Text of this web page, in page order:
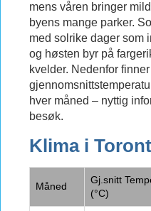
mens våren bringer
byens mange parker.
med solrike dager som
og høsten byr på
kvelder. Nedenfor
hver måned – nyttig
besøk.
Klima i
Måned
Gj.snitt
(°C)